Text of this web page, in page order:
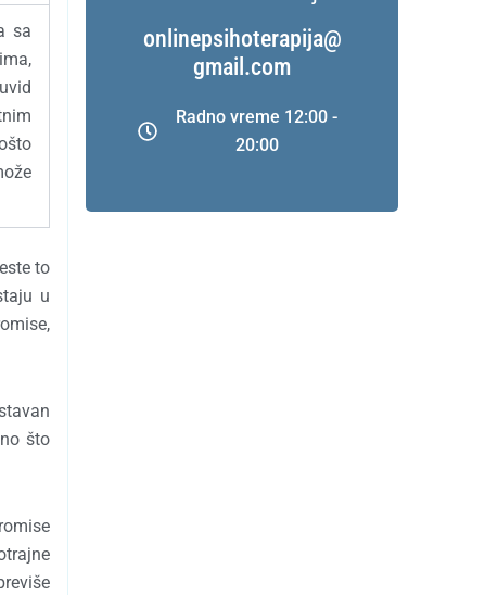
sa
to
u
što
onlinepsihoterapija@
gmail.com
Radno vreme 12:00 -
20:00